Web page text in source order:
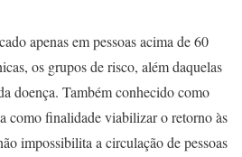
apenas em pessoas acima de 60
os grupos de risco, além daquelas
doença. Também conhecido como
como finalidade viabilizar o retorno às
impossibilita a circulação de pessoas